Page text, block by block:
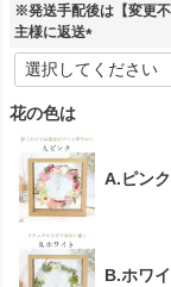
※発送手配後は【変更
主様に返送
(
必
花の色は
A.ピン
B.ホワ